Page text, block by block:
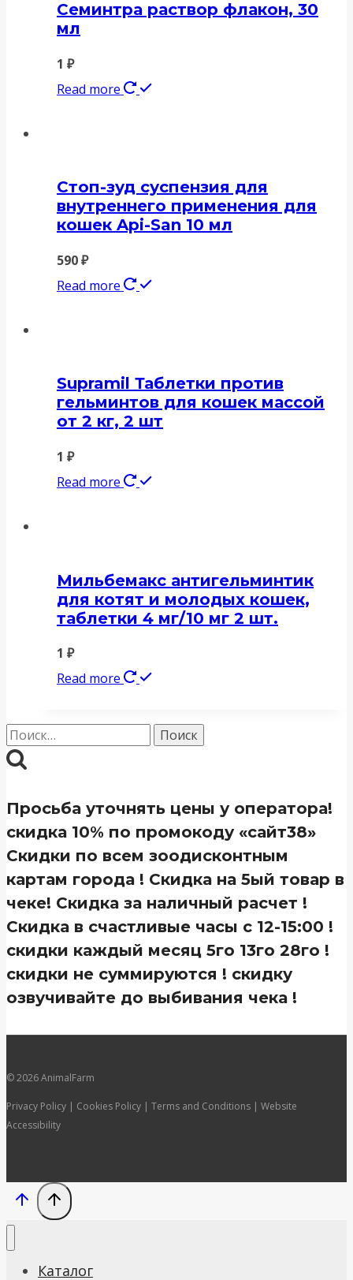
Семинтра раствор флакон, 30
мл
1 ₽
Read more
Стоп-зуд суспензия для
внутреннего применения для
кошек Api-San 10 мл
590₽
Read more
Supramil Таблетки против
гельминтов для кошек массой
от 2 кг, 2 шт
1 ₽
Read more
Мильбемакс антигельминтик
для котят и молодых кошек,
таблетки 4 мг/10 мг 2 шт.
1 ₽
Read more
Найти:
Просьба уточнять цены у оператора!
скидка 10% по промокоду «сайт38»
Скидки по всем зоодисконтным
картам города ! Скидка на 5ый товар в
чеке! Скидка за наличный расчет !
Скидка в счастливые часы с 12-15:00 !
скидки каждый месяц 5го 13го 28го !
скидки не суммируются ! скидку
озвучивайте до выбивания чека !
© 2026 AnimalFarm
Privacy Policy | Cookies Policy | Terms and Conditions | Website
Accessibility
Каталог